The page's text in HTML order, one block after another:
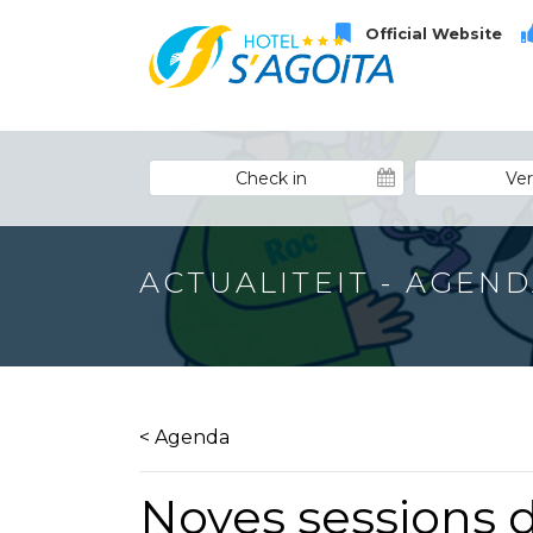
Official Website
ACTUALITEIT -
< Agenda
Noves sessions